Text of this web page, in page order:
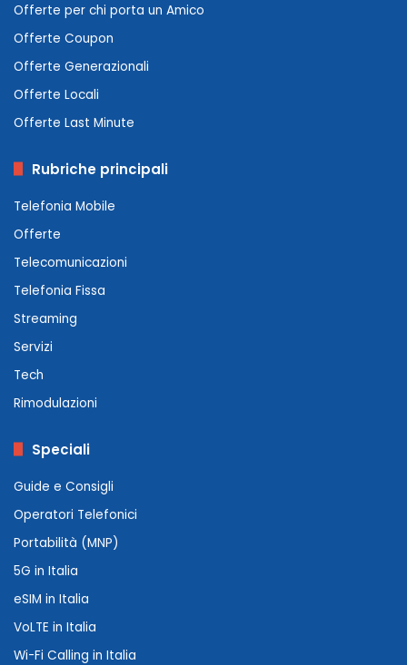
Offerte per chi porta un Amico
Offerte Coupon
Offerte Generazionali
Offerte Locali
Offerte Last Minute
Rubriche principali
Telefonia Mobile
Offerte
Telecomunicazioni
Telefonia Fissa
Streaming
Servizi
Tech
Rimodulazioni
Speciali
Guide e Consigli
Operatori Telefonici
Portabilità (MNP)
5G in Italia
eSIM in Italia
VoLTE in Italia
Wi-Fi Calling in Italia